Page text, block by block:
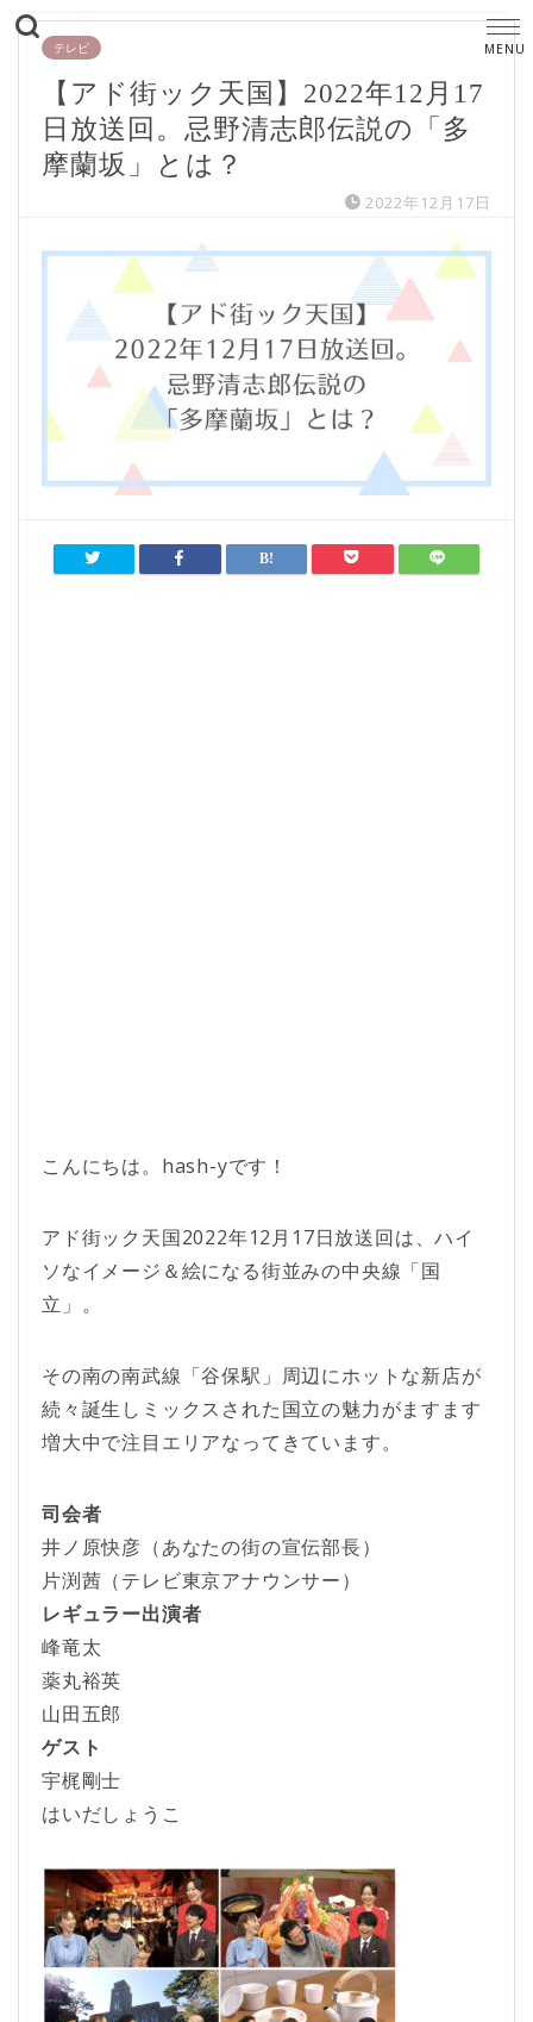
テレビ
【アド街ック天国】2022年12月17
日放送回。忌野清志郎伝説の「多
摩蘭坂」とは？
2022年12月17日
こんにちは。hash-yです！
アド街ック天国2022年12月17日放送回は、ハイ
ソなイメージ＆絵になる街並みの中央線「国
立」。
その南の南武線「谷保駅」周辺にホットな新店が
続々誕生しミックスされた国立の魅力がますます
増大中で注目エリアなってきています。
司会者
井ノ原快彦（あなたの街の宣伝部長）
片渕茜（テレビ東京アナウンサー）
レギュラー出演者
峰竜太
薬丸裕英
山田五郎
ゲスト
宇梶剛士
はいだしょうこ